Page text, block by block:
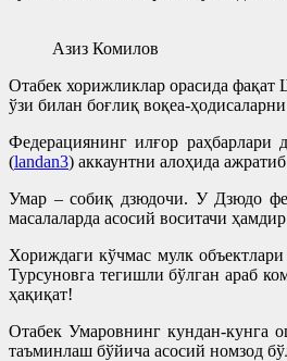
Азиз Комилов
Отабек хорижликлар орасида фақат
ўзи билан боғлиқ воқеа-
Федерациянинг илғор раҳбарлари
(landan3) аккаунтни алоҳида
Умар – собиқ дзюдочи. У Дзюдо
масалаларда асосий воситачи
Хориждаги кўчмас мулк
Турсуновга тегишли бўлган араб
ҳақиқат!
Отабек Умаровнинг кундан-кунга
таъминлаш бўйича асосий номзод